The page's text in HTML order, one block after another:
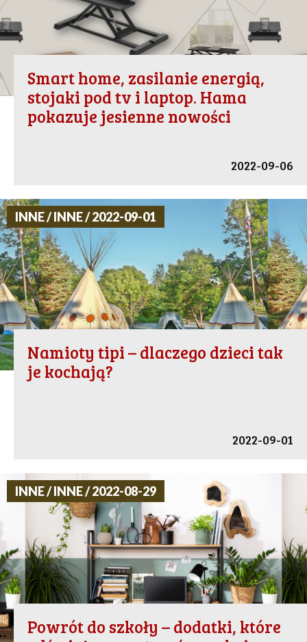
Smart home, zasilanie energią,
stojaki pod tv i laptop. Hama
pokazuje jesienne nowości
2022-09-06
INNE / INNE / 2022-09-01
Namioty tipi – dlaczego dzieci tak
je kochają?
2022-09-01
INNE / INNE / 2022-08-29
Powrót do szkoły – dodatki, które